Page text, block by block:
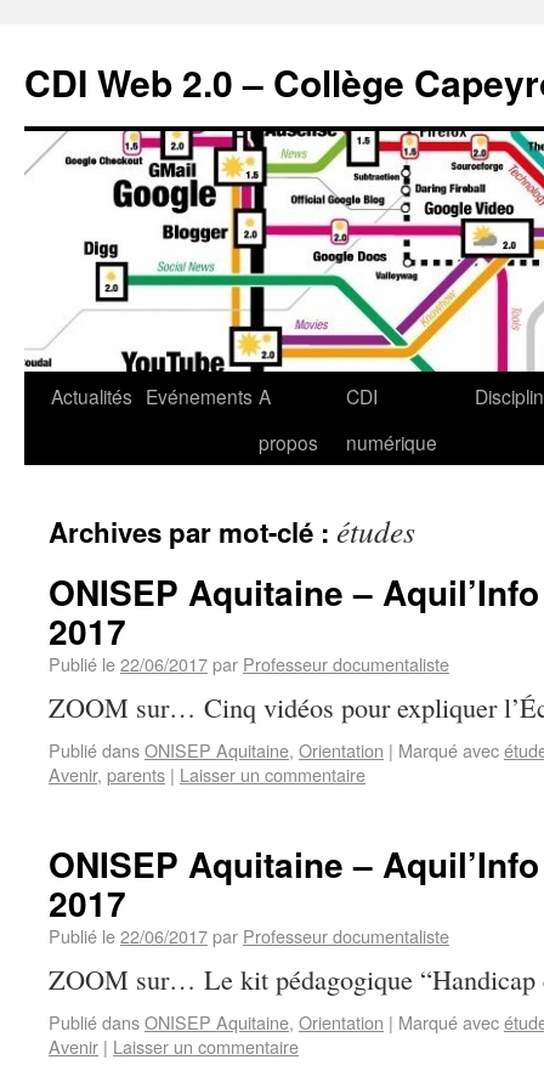
CDI Web 2.0 – Collège
Actualités Evénements A
propos
CDI
numérique
Archives par mot-clé : études
ONISEP Aquitaine –
2017
Publié le22/06/2017par Professeur documentaliste
ZOOM sur… Cinq vidéos pour expliquer
Publié dansONISEP Aquitaine, Orientation | Marqué avec
Avenir, parents | Laisser un commentaire
ONISEP Aquitaine –
2017
Publié le22/06/2017par Professeur documentaliste
ZOOM sur… Le kit pédagogique “Handicap
Publié dansONISEP Aquitaine, Orientation | Marqué avec
Avenir | Laisser un commentaire